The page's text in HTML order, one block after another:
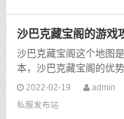
沙巴克藏宝阁的游戏
沙巴克藏宝阁这个地图
本，沙巴克藏宝阁的优
验值是两倍，单单是这
2022-02-19 admin
私服发布站